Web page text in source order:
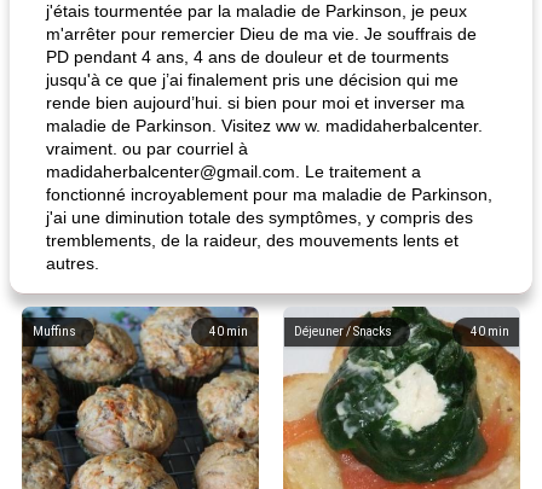
j'étais tourmentée par la maladie de Parkinson, je peux
m'arrêter pour remercier Dieu de ma vie. Je souffrais de
PD pendant 4 ans, 4 ans de douleur et de tourments
jusqu'à ce que j’ai finalement pris une décision qui me
rende bien aujourd’hui. si bien pour moi et inverser ma
maladie de Parkinson. Visitez ww w. madidaherbalcenter.
vraiment. ou par courriel à
madidaherbalcenter@gmail.com . Le traitement a
fonctionné incroyablement pour ma maladie de Parkinson,
j'ai une diminution totale des symptômes, y compris des
tremblements, de la raideur, des mouvements lents et
autres.
40 min
Muffins 40 min
Déjeuner / Snacks